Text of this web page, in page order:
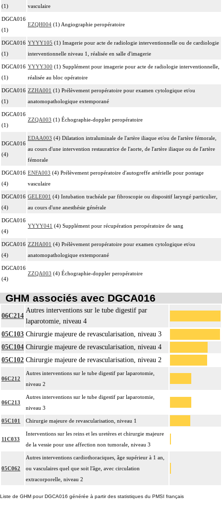
(1)
vasculaire
DGCA016
(1)
EZQH004 (1) Angiographie peropératoire
DGCA016
(1)
YYYY105 (1) Imagerie pour acte de radiologie interventionnelle ou de cardiologie
interventionnelle niveau 1, réalisée en salle d'imagerie
DGCA016
(1)
YYYY300 (1) Supplément pour imagerie pour acte de radiologie interventionnelle,
réalisée au bloc opératoire
DGCA016
(1)
ZZHA001 (1) Prélèvement peropératoire pour examen cytologique et/ou
anatomopathologique extemporané
DGCA016
(1)
ZZQA003 (1) Échographie-doppler peropératoire
DGCA016
(4)
EDAA003 (4) Dilatation intraluminale de l'artère iliaque et/ou de l'artère fémorale,
au cours d'une intervention restauratrice de l'aorte, de l'artère iliaque ou de l'artère
fémorale
DGCA016
(4)
ENFA003 (4) Prélèvement peropératoire d'autogreffe artérielle pour pontage
vasculaire
DGCA016
(4)
GELE001 (4) Intubation trachéale par fibroscopie ou dispositif laryngé particulier,
au cours d'une anesthésie générale
DGCA016
(4)
YYYY041 (4) Supplément pour récupération peropératoire de sang
DGCA016
(4)
ZZHA001 (4) Prélèvement peropératoire pour examen cytologique et/ou
anatomopathologique extemporané
DGCA016
(4)
ZZQA003 (4) Échographie-doppler peropératoire
GHM associés avec DGCA016
06C214
Autres interventions sur le tube digestif par
laparotomie, niveau 4
05C103 Chirurgie majeure de revascularisation, niveau 3
05C104 Chirurgie majeure de revascularisation, niveau 4
05C102 Chirurgie majeure de revascularisation, niveau 2
06C212
Autres interventions sur le tube digestif par laparotomie,
niveau 2
06C213
Autres interventions sur le tube digestif par laparotomie,
niveau 3
05C101 Chirurgie majeure de revascularisation, niveau 1
11C033
Interventions sur les reins et les uretères et chirurgie majeure
de la vessie pour une affection non tumorale, niveau 3
05C062
Autres interventions cardiothoraciques, âge supérieur à 1 an,
ou vasculaires quel que soit l'âge, avec circulation
extracorporelle, niveau 2
Liste de GHM pour DGCA016 générée à partir des statistiques du PMSI français